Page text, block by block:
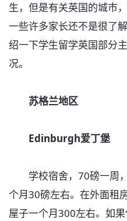
生，但是有关英国的城市
一些许多家长还不是很了
绍一下学生留学英国部分
况。
苏格兰地区
Edinburgh爱丁堡
学校宿舍，70磅一周，
个月30磅左右。在外面租
屋子一个月300左右。如